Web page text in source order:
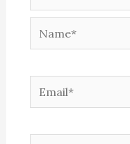
Name*
Email*